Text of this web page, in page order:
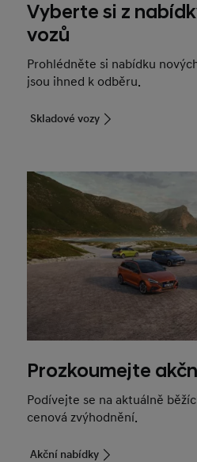
Vyberte si z
vozů
Prohlédněte si nabídku
jsou ihned k odběru.
Skladové vozy
Prozkoumejte
Podívejte se na aktuálně
cenová zvýhodnění.
Akční nabídky